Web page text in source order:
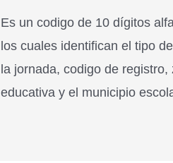
Es un codigo de 10 dígitos
los cuales identifican el tipo
la jornada, codigo de registro,
educativa y el municipio